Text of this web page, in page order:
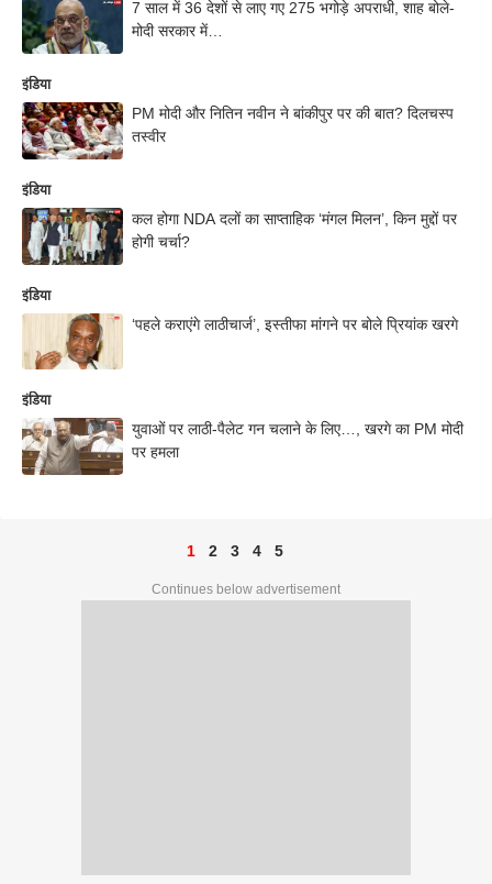
7 साल में 36 देशों से लाए गए 275 भगोड़े अपराधी, शाह बोले-
मोदी सरकार में…
इंडिया
PM मोदी और नितिन नवीन ने बांकीपुर पर की बात? दिलचस्प
तस्वीर
इंडिया
कल होगा NDA दलों का साप्ताहिक ‘मंगल मिलन’, किन मुद्दों पर
होगी चर्चा?
इंडिया
‘पहले कराएंगे लाठीचार्ज’, इस्तीफा मांगने पर बोले प्रियांक खरगे
इंडिया
युवाओं पर लाठी-पैलेट गन चलाने के लिए…, खरगे का PM मोदी
पर हमला
1 2 3 4 5
Continues below advertisement